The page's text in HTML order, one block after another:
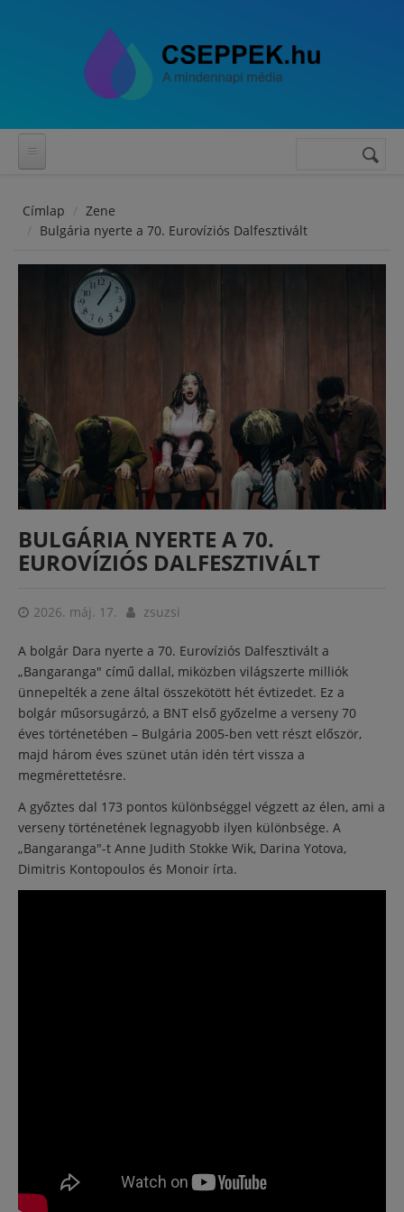
Keresés
Címlap
Zene
Bulgária nyerte a 70. Eurovíziós Dalfesztivált
BULGÁRIA NYERTE A 70.
EUROVÍZIÓS DALFESZTIVÁLT
2026. máj. 17. zsuzsi
A bolgár Dara nyerte a 70. Eurovíziós Dalfesztivált a
„Bangaranga" című dallal, miközben világszerte milliók
ünnepelték a zene által összekötött hét évtizedet. Ez a
bolgár műsorsugárzó, a BNT első győzelme a verseny 70
éves történetében – Bulgária 2005-ben vett részt először,
majd három éves szünet után idén tért vissza a
megmérettetésre.
A győztes dal 173 pontos különbséggel végzett az élen, ami a
verseny történetének legnagyobb ilyen különbsége. A
„Bangaranga"-t Anne Judith Stokke Wik, Darina Yotova,
Dimitris Kontopoulos és Monoir írta.